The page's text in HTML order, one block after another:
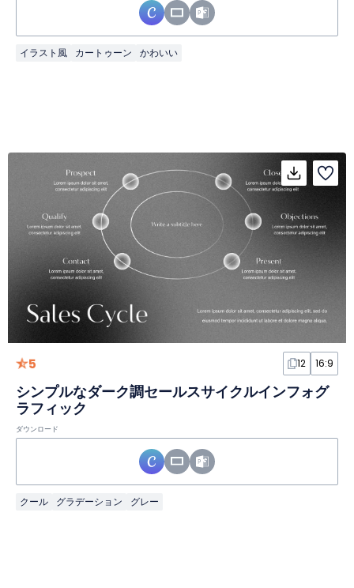
イラスト風 カートゥーン かわいい
5 12 16:9
シンプルなダーク調セールスサイクルインフォグ
ラフィック
ダウンロード
クール グラデーション グレー